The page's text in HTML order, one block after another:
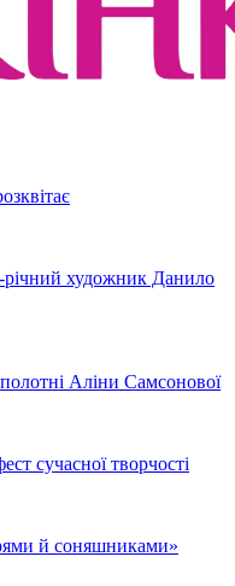
річний художник Данило
Аліни Самсонової
сучасної творчості
й соняшниками»